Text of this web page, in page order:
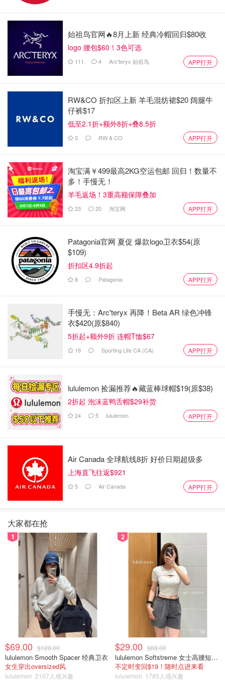
省钱君
始祖鸟官网🔥8月上新 经典冷帽回归$80收
logo 腰包$60！3色可选
111 4 Arc'teryx 始祖鸟 APP打开
RW&CO 折扣区上新 羊毛混纺裙$20 阔腿牛
仔裤$17
低至2.1折+额外8折+叠8.5折
0 RW & CO APP打开
淘宝满￥499最高2KG空运包邮 回归！数量不
多！手慢无！
羊毛返场！3重高额保障叠加
23 20 淘宝网 APP打开
Patagonia官网 夏促 爆款logo卫衣$54(原
$109)
折扣区4.9折起
8 Patagonia APP打开
手慢无：Arc'teryx 再降！Beta AR 绿色冲锋
衣$420(原$840)
5折起+额外9折 连帽T恤$67
19 Sporting Life CA (CA) APP打开
lululemon 捡漏推荐🔥藏蓝棒球帽$19(原$38)
2折起 泡沫蓝鸭舌帽$29补货
24 5 lululemon APP打开
Air Canada 全球航线8折 好价日期超级多
上海直飞往返$921
5 Air Canada APP打开
大家都在抢
1
$69.00 $128.00
lululemon Smooth Spacer 经典卫衣
女生穿出oversized风
lululemon 2107人感兴趣
2
$29.00 $88.00
lululemon Softstreme 女士高腰短裤 10cm
不定时变回$19！随时点进来看
lululemon 1785人感兴趣